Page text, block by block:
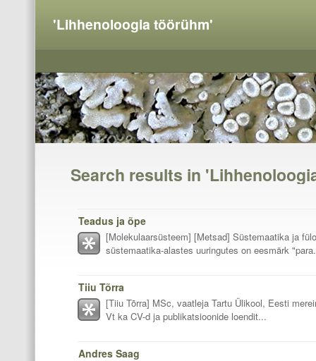
'Lihhenoloogia töörühm'
Search results in
Teadus ja õpe
[Molekulaarsüsteem] [Metsad] Süstemaatika ja
süstemaatika-alastes uuringutes on eesmärk
Tiiu Tõrra
[Tiiu Tõrra] MSc, vaatleja Tartu Ülikool, Eesti
Vt ka CV-d ja publikatsioonide loendit...
Andres Saag